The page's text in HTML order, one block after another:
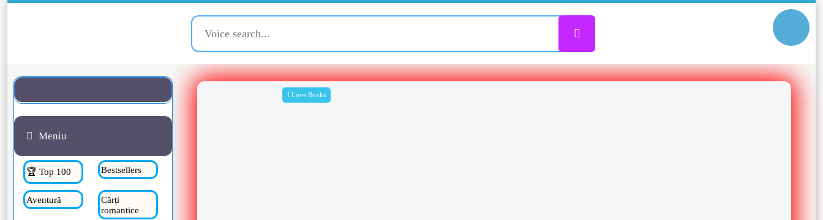
I Love Books
Meniu
🏆 Top 100 Bestsellers
Aventură
Cărți
romantice